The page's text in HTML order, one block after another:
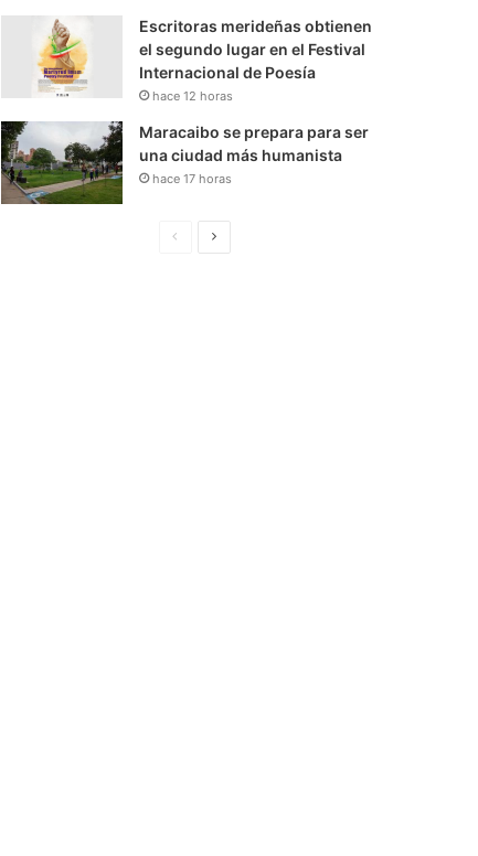
Escritoras merideñas obtienen
el segundo lugar en el Festival
Internacional de Poesía
hace 12 horas
Maracaibo se prepara para ser
una ciudad más humanista
hace 17 horas
S